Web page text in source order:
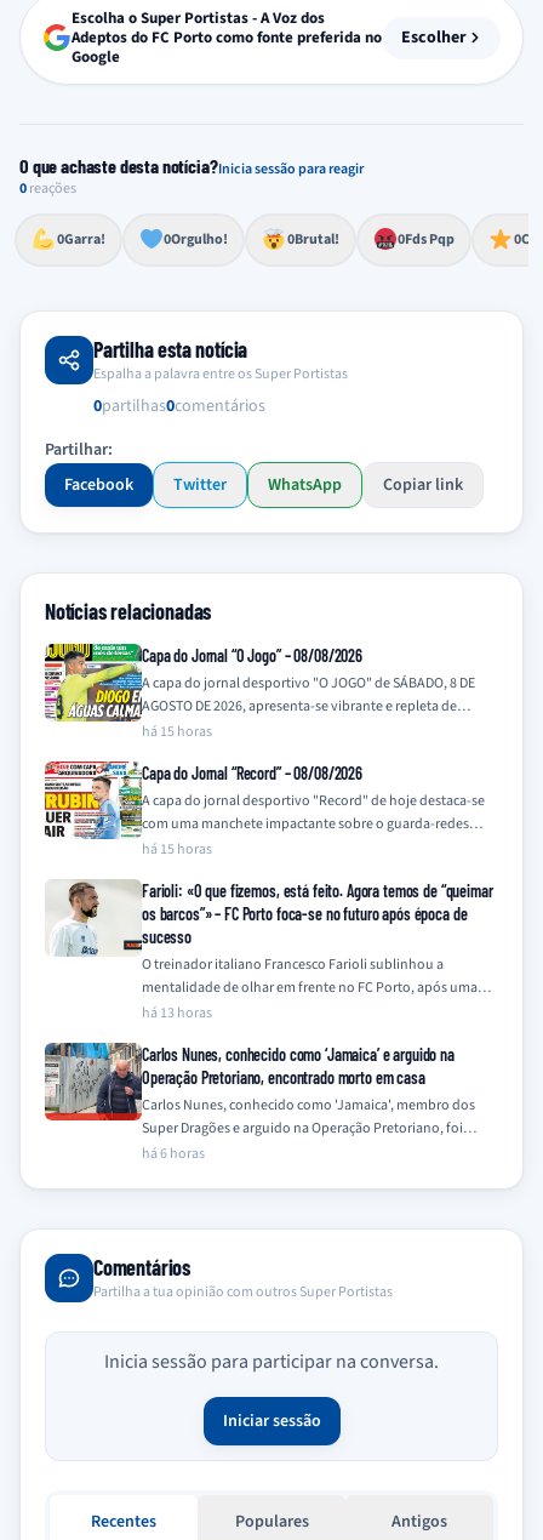
Escolha o Super Portistas - A Voz dos
Adeptos do FC Porto como fonte preferida no
Google
Escolher
O que achaste desta notícia?Inicia sessão para reagir
0reações
0Garra!
Esforço, determinação, aprovação forte
0Orgulho!
Lealdade, amor clubístico, sentimento profundo
0Brutal!
Impressionante, chocante, de grande impacto 0Fds Pqp
Reação de desespero, raiva, frustração ou espanto extremo 0
Excelência, destaque, o melhor
Partilha esta notícia
Espalha a palavra entre os Super Portistas
0partilhas0comentários
Partilhar:
Facebook
Twitter WhatsApp Copiar link
Notícias relacionadas
Capa do Jornal “O Jogo” – 08/08/2026
A capa do jornal desportivo "O JOGO" de SÁBADO, 8 DE
AGOSTO DE 2026, apresenta-se vibrante e repleta de
notícias que prometem…
há 15 horas
Capa do Jornal “Record” – 08/08/2026
A capa do jornal desportivo "Record" de hoje destaca-se
com uma manchete impactante sobre o guarda-redes
Trubin, do Benfica. A frase "TRUBIN…
há 15 horas
Farioli: «O que fizemos, está feito. Agora temos de “queimar
os barcos”» – FC Porto foca-se no futuro após época de
sucesso
O treinador italiano Francesco Farioli sublinhou a
mentalidade de olhar em frente no FC Porto, após uma
temporada de 2025/26 coroada com…
há 13 horas
Carlos Nunes, conhecido como ‘Jamaica’ e arguido na
Operação Pretoriano, encontrado morto em casa
Carlos Nunes, conhecido como 'Jamaica', membro dos
Super Dragões e arguido na Operação Pretoriano, foi
encontrado morto na sua residência este sábado,…
há 6 horas
Comentários
Partilha a tua opinião com outros Super Portistas
Inicia sessão para participar na conversa.
Iniciar sessão
Recentes Populares Antigos